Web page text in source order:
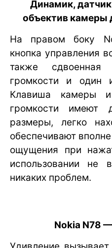
Динамик,
объектив камеры
На правом боку
кнопка управления
также сдвоенная
громкости и один
Клавиша камеры и
громкости имеют
размеры, легко
обеспечивают
ощущения при
использовании не
никаких проблем.
Nokia N78